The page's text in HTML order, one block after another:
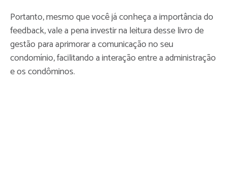
Portanto, mesmo que você já conheça a importância do
feedback, vale a pena investir na leitura desse livro de
gestão para aprimorar a comunicação no seu
condomínio, facilitando a interação entre a administração
e os condôminos.